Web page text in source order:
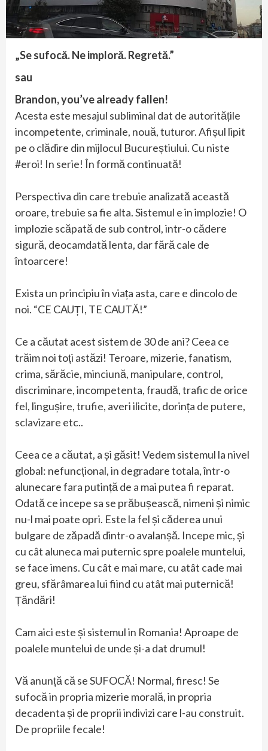
„Se sufocă. Ne imploră. Regretă.”
sau
Brandon, you’ve already fallen!
Acesta este mesajul subliminal dat de autoritățile
incompetente, criminale, nouă, tuturor. Afișul lipit
pe o clădire din mijlocul Bucureștiului. Cu niste
#eroi! In serie! În formă continuată!
Perspectiva din care trebuie analizată această
oroare, trebuie sa fie alta. Sistemul e in implozie! O
implozie scăpată de sub control, intr-o cădere
sigură, deocamdată lenta, dar fără cale de
întoarcere!
Exista un principiu în viața asta, care e dincolo de
noi. “CE CAUȚI, TE CAUTĂ!”
Ce a căutat acest sistem de 30 de ani? Ceea ce
trăim noi toți astăzi! Teroare, mizerie, fanatism,
crima, sărăcie, minciună, manipulare, control,
discriminare, incompetenta, fraudă, trafic de orice
fel, lingușire, trufie, averi ilicite, dorința de putere,
sclavizare etc..
Ceea ce a căutat, a și găsit! Vedem sistemul la nivel
global: nefuncțional, in degradare totala, într-o
alunecare fara putință de a mai putea fi reparat.
Odată ce incepe sa se prăbușească, nimeni și nimic
nu-l mai poate opri. Este la fel și căderea unui
bulgare de zăpadă dintr-o avalanșă. Incepe mic, și
cu cât aluneca mai puternic spre poalele muntelui,
se face imens. Cu cât e mai mare, cu atât cade mai
greu, sfărâmarea lui fiind cu atât mai puternică!
Țăndări!
Cam aici este și sistemul in Romania! Aproape de
poalele muntelui de unde și-a dat drumul!
Vă anunță că se SUFOCĂ! Normal, firesc! Se
sufocă in propria mizerie morală, in propria
decadenta și de proprii indivizi care l-au construit.
De propriile fecale!